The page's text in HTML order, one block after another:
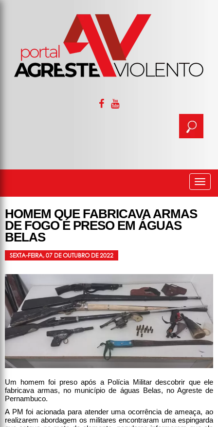
HOMEM QUE FABRICAVA ARMAS
DE FOGO É PRESO EM ÁGUAS
BELAS
SEXTA-FEIRA, 07 DE OUTUBRO DE 2022
Um homem foi preso após a Polícia Militar descobrir que ele
fabricava armas, no município de águas Belas, no Agreste de
Pernambuco.
A PM foi acionada para atender uma ocorrência de ameaça, ao
realizarem abordagem os militares encontraram uma espingarda